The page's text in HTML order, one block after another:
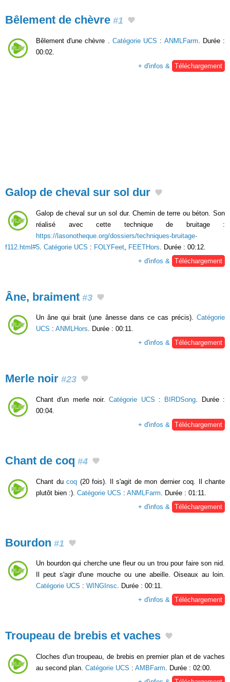
Bêlement de chèvre #1
Bêlement d'une chèvre . Catégorie UCS : ANMLFarm. Durée :
00:02.
+ d'infos & Téléchargement
Galop de cheval sur sol dur
Galop de cheval sur un sol dur. Chemin de terre ou béton. Son
réalisé avec cette technique de bruitage :
https://lasonotheque.org/dossiers/techniques-bruitage-
f112.html#5 Catégorie UCS : FOLYFeet FEETHors . Durée : 00:12.
+ d'infos &
Téléchargement
Âne, braiment #3
Un âne qui brait (une ânesse dans ce cas précis). Catégorie
UCS : ANMLHors. Durée : 00:11.
+ d'infos & Téléchargement
Merle noir #23
Chant d'un merle noir.Catégorie UCS : BIRDSong. Durée :
00:04.
+ d'infos & Téléchargement
Chant de coq #4
Chant du coq (20 fois). Il s'agit de mon dernier coq. Il chante
plutôt bien :). Catégorie UCS : ANMLFarm . Durée : 01:11.
+ d'infos &
Téléchargement
Bourdon #1
Un bourdon qui cherche une fleur ou un trou pour faire son nid.
Il peut s'agir d'une mouche ou une abeille. Oiseaux au loin.
Catégorie UCS : WINGInsc. Durée : 00:11.
+ d'infos & Téléchargement
Troupeau de brebis et vaches
Cloches d'un troupeau, de brebis en premier plan et de vaches
au second plan. Catégorie UCS : AMBFarm. Durée : 02:00.